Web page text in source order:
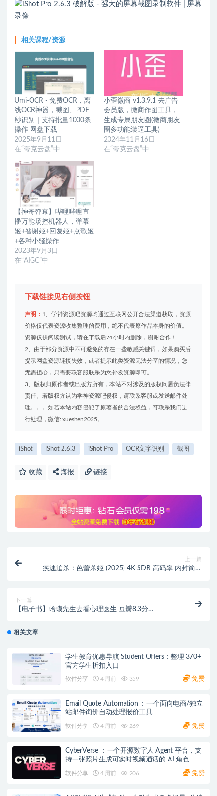
相关课程/资源
Umi-OCR - 免费OCR，离
线OCR神器，截图、PDF
秒识别｜支持批量1000条
操作 网盘下载
2025年9月11日
在“夸克云盘”中
小歪微商 v1.3.9.1 去广告
会员版，微商作图工具，
生成专属朋友圈(微商朋友
圈多功能装逼工具)
2024年11月16日
在“夸克云盘”中
【神奇弹幕】哔哩哔哩直
播万能场控机器人，弹幕
姬+答谢姬+回复姬+点歌姬
+各种小骚操作
2023年9月3日
在“AIGC”中
下载链接见右侧按钮
声明： 1、学神资源吧资源均通过互联网公开合法渠道获取，资源
价格仅代表资源收集整理的费用，绝不代表原作品本身的价值。
资源仅供阅读测试，请在下载后24小时内删除，谢谢合作！
2、由于部分资源中不可避免的存在一些敏感关键词，如果购买后
提示网盘资源链接失效，或者提示此类资源无法分享的情况，您
无需担心，只需要联客服联系为您补发资源即可。
3、版权归原作者或出版方所有，本站不对涉及的版权问题负法律
责任。若版权方认为学神资源吧侵权，请联系客服或发送邮件处
理。。。如若本站内容侵犯了原著者的合法权益，可联系我们进
行处理，微信: xueshen2025。
iShot iShot 2.6.3 iShot Pro OCR文字识别 截图
收藏 海报 链接
上一篇
疾速追杀：芭蕾杀姬 (2025) 4K SDR 高码率 内封简英
下一篇
【电子书】蛤蟆先生去看心理医生 豆瓣8.3分
相关文章
学生教育优惠导航 Student Offers：整理 370+
官方学生折扣入口
软件分享 4 周前 359 免费
Email Quote Automation ：一个面向电商/独立
站邮件询价自动处理报价工具
软件分享 4 周前 269 免费
CyberVerse ：一个开源数字人 Agent 平台，支
持一张照片生成可实时视频通话的 AI 角色
软件分享 4 周前 206 免费